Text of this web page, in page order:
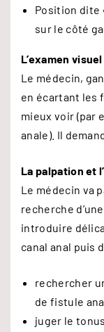
Position dite
sur le côté
L’examen
Le médecin,
en écartant les
mieux voir (par
anale). Il
La palpation et
Le médecin va
recherche
introduire
canal anal puis
rechercher
de fistule
juger le